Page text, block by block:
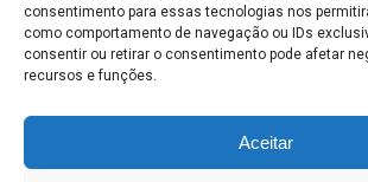
consentimento para essas tecnologias nos
como comportamento de navegação ou IDs
consentir ou retirar o consentimento pode afetar
recursos e funções.
Aceitar
informativo, servindo como boletins de
interpretadas como recomendações de